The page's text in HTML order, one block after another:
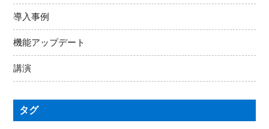
導入事例
機能アップデート
講演
タグ